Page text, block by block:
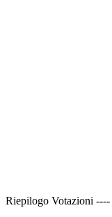
Riepilogo Votazioni ----